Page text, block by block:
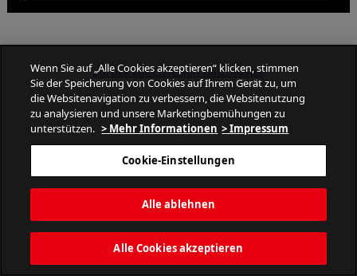
Zurück zur Liste von Blitzmuster
PATLITE CORPORATION. All Rights Reserved.
Wenn Sie auf „Alle Cookies akzeptieren“ klicken, stimmen
Sie der Speicherung von Cookies auf Ihrem Gerät zu, um
die Websitenavigation zu verbessern, die Websitenutzung
zu analysieren und unsere Marketingbemühungen zu
unterstützen. > Mehr Informationen > Impressum
Cookie-Einstellungen
Alle ablehnen
Alle Cookies akzeptieren